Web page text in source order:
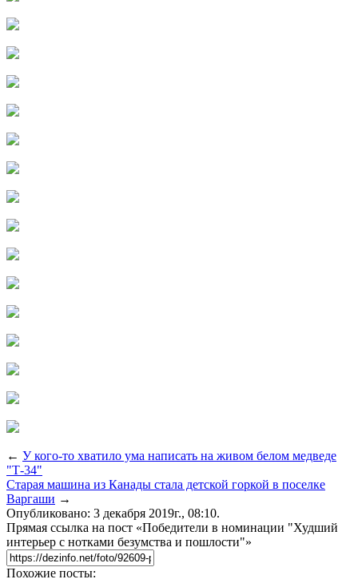
← У кого-то хватило ума написать на живом белом медведе
"Т-34"
Старая машина из Канады стала детской горкой в поселке
Варгаши →
Опубликовано: 3 декабря 2019г., 08:10.
Прямая ссылка на пост «Победители в номинации "Худший
интерьер с нотками безумства и пошлости"»
Похожие посты: